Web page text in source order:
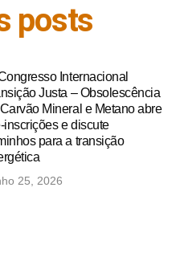
posts
Internacional
Justa – Obsolescência
Mineral e Metano abre
inscrições e discute
para a transição
25, 2026